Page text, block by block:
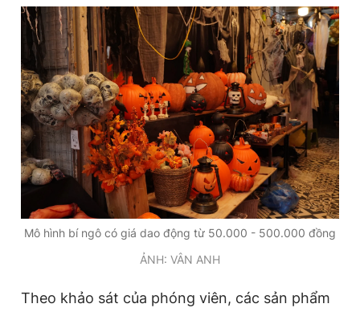
Mô hình bí ngô có giá dao động từ 50.000 - 500.000 đồng
ẢNH: VÂN ANH
Theo khảo sát của phóng viên, các sản phẩm